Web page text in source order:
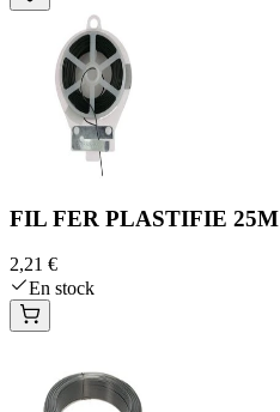
FIL FER PLASTIFIE 25M
2,21 €
En stock